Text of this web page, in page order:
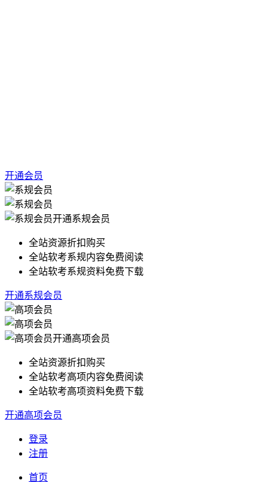
开通会员
开通系规会员
全站资源折扣购买
全站软考系规内容免费阅读
全站软考系规资料免费下载
开通系规会员
开通高项会员
全站资源折扣购买
全站软考高项内容免费阅读
全站软考高项资料免费下载
开通高项会员
登录
注册
首页